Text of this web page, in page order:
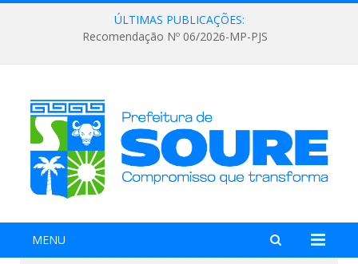
ÚLTIMAS PUBLICAÇÕES:
Recomendação Nº 06/2026-MP-PJS
MENU